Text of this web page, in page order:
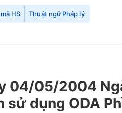
HS Thuật ngữ Pháp lý
04/05/2004
dụng ODA